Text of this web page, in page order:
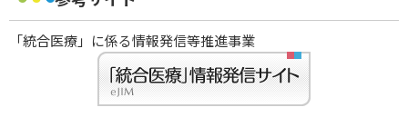
「統合医療」に係る情報発信等推進事業